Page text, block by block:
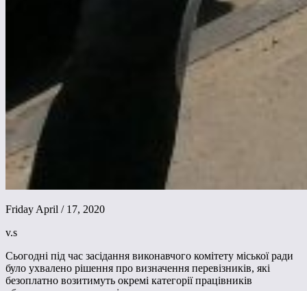
Friday April / 17, 2020
v.s
Сьогодні під час засідання виконавчого комітету міської ради
було ухвалено рішення про визначення перевізників, які
безоплатно возитимуть окремі категорії працівників